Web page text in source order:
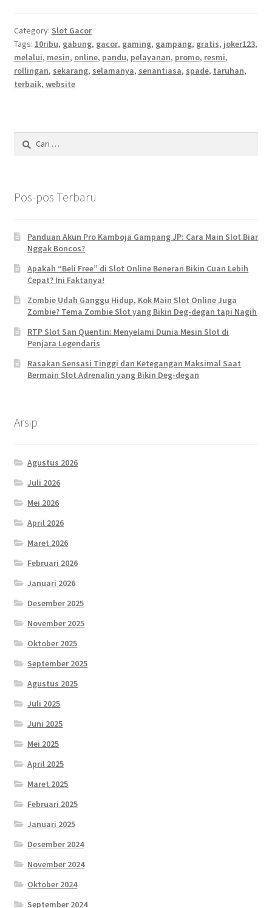
Category: Slot Gacor
Tags: 10ribu, gabung, gacor, gaming, gampang, gratis, joker123,
melalui, mesin, online, pandu, pelayanan, promo, resmi,
rollingan, sekarang, selamanya, senantiasa, spade, taruhan,
terbaik, website
Cari
untuk:
Pos-pos Terbaru
Panduan Akun Pro Kamboja Gampang JP: Cara Main Slot Biar
Nggak Boncos?
Apakah “Beli Free” di Slot Online Beneran Bikin Cuan Lebih
Cepat? Ini Faktanya!
Zombie Udah Ganggu Hidup, Kok Main Slot Online Juga
Zombie? Tema Zombie Slot yang Bikin Deg-degan tapi Nagih
RTP Slot San Quentin: Menyelami Dunia Mesin Slot di
Penjara Legendaris
Rasakan Sensasi Tinggi dan Ketegangan Maksimal Saat
Bermain Slot Adrenalin yang Bikin Deg-degan
Arsip
Agustus 2026
Juli 2026
Mei 2026
April 2026
Maret 2026
Februari 2026
Januari 2026
Desember 2025
November 2025
Oktober 2025
September 2025
Agustus 2025
Juli 2025
Juni 2025
Mei 2025
April 2025
Maret 2025
Februari 2025
Januari 2025
Desember 2024
November 2024
Oktober 2024
September 2024